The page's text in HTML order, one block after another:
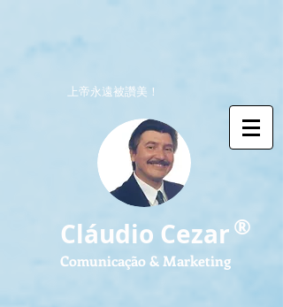
®
Cláudio Cezar
Comunicação & Marketing
上帝永遠被讚美！